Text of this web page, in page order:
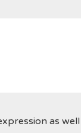
as well